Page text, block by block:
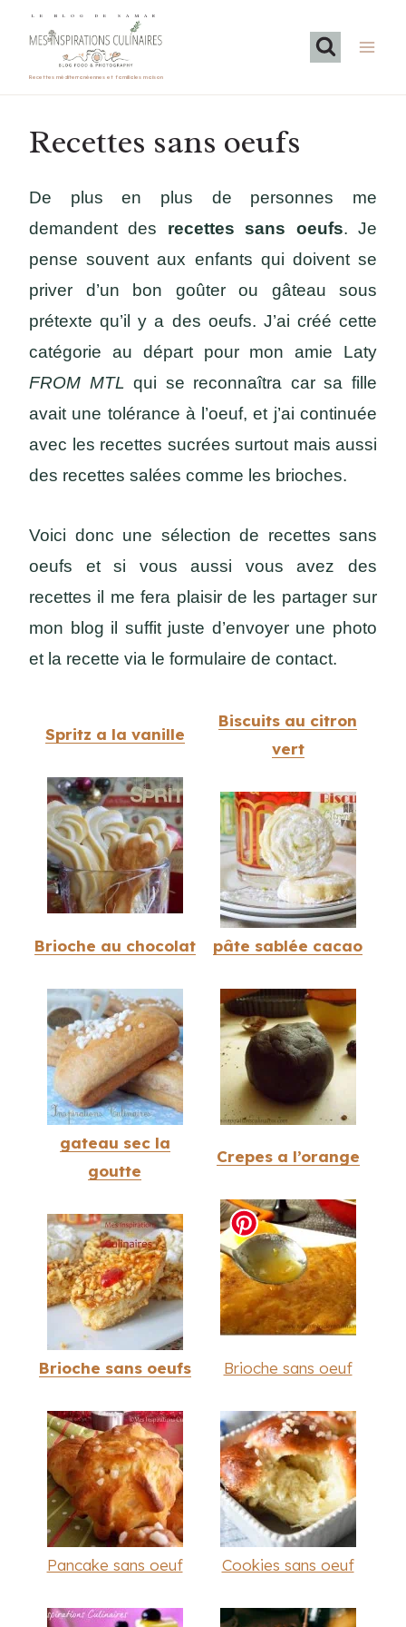
LE BLOG DE SAMAR
Recettes méditerranéennes et familiales maison
Recettes sans oeufs
De plus en plus de personnes me
demandent des recettes sans oeufs. Je
pense souvent aux enfants qui doivent se
priver d’un bon goûter ou gâteau sous
prétexte qu’il y a des oeufs. J’ai créé cette
catégorie au départ pour mon amie Laty
FROM MTL qui se reconnaîtra car sa fille
avait une tolérance à l’oeuf, et j’ai continuée
avec les recettes sucrées surtout mais aussi
des recettes salées comme les brioches.
Voici donc une sélection de recettes sans
oeufs et si vous aussi vous avez des
recettes il me fera plaisir de les partager sur
mon blog il suffit juste d’envoyer une photo
et la recette via le formulaire de contact.
Spritz a la vanille
Biscuits au citron
vert
Brioche au chocolat pâte sablée cacao
gateau sec la
goutte
Crepes a l’orange
Brioche sans oeufs Brioche sans oeuf
Pancake sans oeuf Cookies sans oeuf